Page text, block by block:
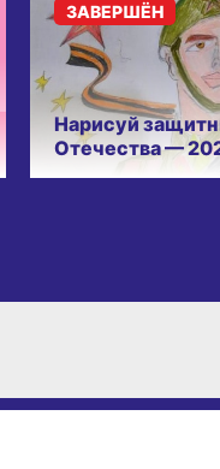
Нарисуй
Отечества —
ЗАВЕРШЁН